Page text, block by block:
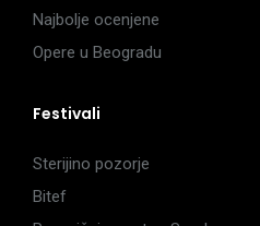
Najbolje ocenjene
Opere u Beogradu
Festivali
Sterijino pozorje
Bitef